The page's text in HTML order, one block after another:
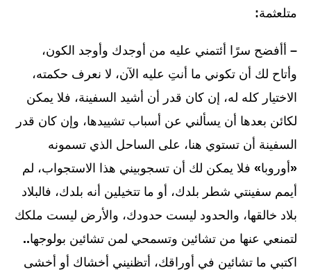
متلعثمة:
– أأفضح سرًا أئتمني عليه من أوجدك وأوجد الكون،
وأتاح لك أن تكوني ما أنتِ عليه الآن، لا نعرف حكمته،
الاختيار كله له، إن كان قدر أن أشيد السفينة، فلا يمكن
لكائن بعدها أن يسألني عن أسباب تشييدها، وإن كان قدر
السفينة أن تستوي هنا، على الساحل الذي تسمونه
«أوروبا» فلا يمكن لك أن تسجوبيني هذا الاستجواب، لم
أيمم سفينتي شطر بلدك، أو ما تتخيلين أنه بلدك، فالبلاد
بلاد خالقها، والحدود ليست حدودك، والأرض ليست ملكك
لتمنعي عنها من تشائين وتسمحي لمن تشائين بولوجها..
اكتبي ما تشائين في أوراقك، أتظنيني أخشاك أو أخشى